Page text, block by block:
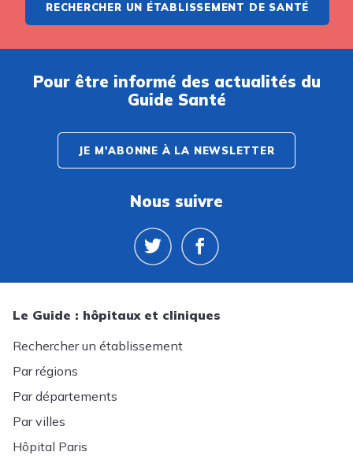
RECHERCHER UN ÉTABLISSEMENT DE SANTÉ
Pour être informé des actualités du
Guide Santé
JE M'ABONNE À LA NEWSLETTER
Nous suivre
Le Guide : hôpitaux et cliniques
Rechercher un établissement
Par régions
Par départements
Par villes
Hôpital Paris